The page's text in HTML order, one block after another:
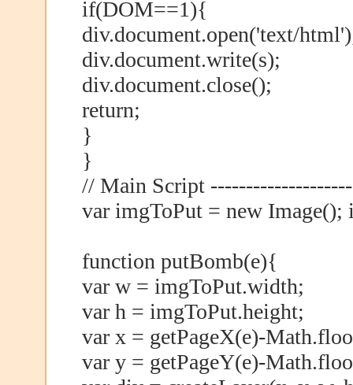
if(DOM==1){
div.document.open('text/
div.document.write(s);
div.document.close();
return;
}
}
// Main Script
var imgToPut = new
function putBomb(e){
var w = imgToPut.width;
var h = imgToPut.height;
var x = getPageX(e)-
var y = getPageY(e)-